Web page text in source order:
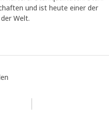
und ist heute einer der
Welt.